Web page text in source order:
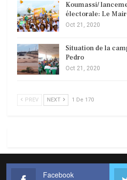
Koumassi/
électorale: Le
Oct 21, 2020
Situation de la
Pedro
Oct 21, 2020
PREV NEXT 1 De 170
Facebook